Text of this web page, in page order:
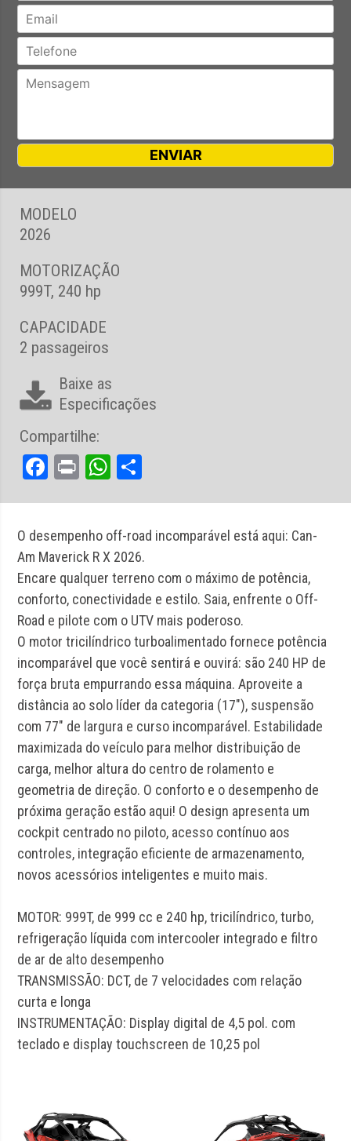
O desempenho off-road incomparável está aqui: Can-
Am Maverick R X 2026.
Encare qualquer terreno com o máximo de potência,
conforto, conectividade e estilo. Saia, enfrente o Off-
Road e pilote com o UTV mais poderoso.
O motor tricilíndrico turboalimentado fornece potência
incomparável que você sentirá e ouvirá: são 240 HP de
força bruta empurrando essa máquina. Aproveite a
distância ao solo líder da categoria (17″), suspensão
com 77″ de largura e curso incomparável. Estabilidade
maximizada do veículo para melhor distribuição de
carga, melhor altura do centro de rolamento e
geometria de direção. O conforto e o desempenho de
próxima geração estão aqui! O design apresenta um
cockpit centrado no piloto, acesso contínuo aos
controles, integração eficiente de armazenamento,
novos acessórios inteligentes e muito mais.
MOTOR: 999T, de 999 cc e 240 hp, tricilíndrico, turbo,
refrigeração líquida com intercooler integrado e filtro
de ar de alto desempenho
TRANSMISSÃO: DCT, de 7 velocidades com relação
curta e longa
INSTRUMENTAÇÃO: Display digital de 4,5 pol. com
teclado e display touchscreen de 10,25 pol
MODELO
2026
MOTORIZAÇÃO
999T, 240 hp
CAPACIDADE
2 passageiros
Baixe as
Especificações
Compartilhe:
Facebook
PrintWhatsApp